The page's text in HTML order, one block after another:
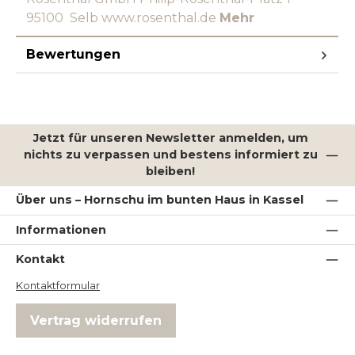
95100 Selb www.rosenthal.de Mehr
Bewertungen
Jetzt für unseren Newsletter anmelden, um
nichts zu verpassen und bestens informiert zu
bleiben!
Über uns – Hornschu im bunten Haus in Kassel
Informationen
Kontakt
Kontaktformular
Vertrag widerrufen